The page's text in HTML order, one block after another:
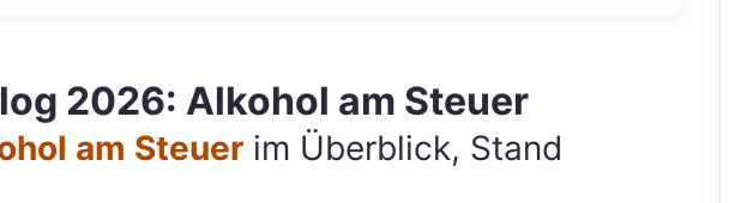
2026: Alkohol am Steuer
am Steuer im Überblick, Stand